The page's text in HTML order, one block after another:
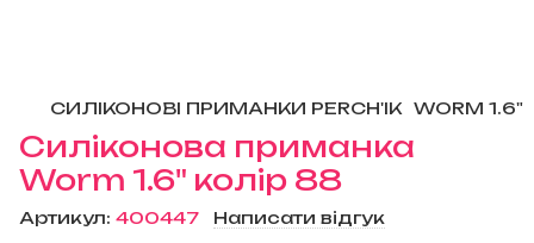
СИЛІКОНОВІ ПРИМАНКИ PERCH'IK WORM 1.6"
Силіконова приманка
Worm 1.6" колір 88
Артикул: 400447 Написати відгук